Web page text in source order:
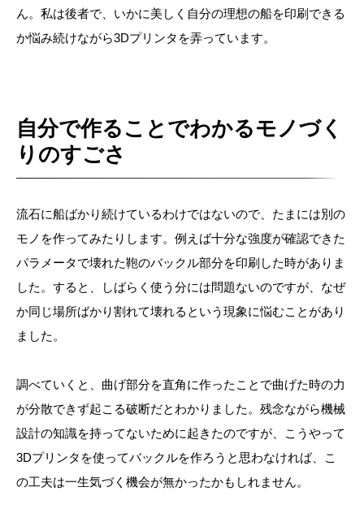
ん。私は後者で、いかに美しく自分の理想の船を印刷できる
か悩み続けながら3Dプリンタを弄っています。
自分で作ることでわかるモノづく
りのすごさ
流石に船ばかり続けているわけではないので、たまには別の
モノを作ってみたりします。例えば十分な強度が確認できた
パラメータで壊れた鞄のバックル部分を印刷した時がありま
した。すると、しばらく使う分には問題ないのですが、なぜ
か同じ場所ばかり割れて壊れるという現象に悩むことがあり
ました。
調べていくと、曲げ部分を直角に作ったことで曲げた時の力
が分散できず起こる破断だとわかりました。残念ながら機械
設計の知識を持ってないために起きたのですが、こうやって
3Dプリンタを使ってバックルを作ろうと思わなければ、こ
の工夫は一生気づく機会が無かったかもしれません。